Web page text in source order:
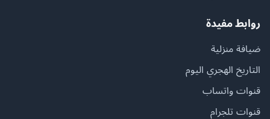
روابط مفيدة
ضيافة منزلية
التاريخ الهجري اليوم
قنوات واتساب
قنوات تلجرام